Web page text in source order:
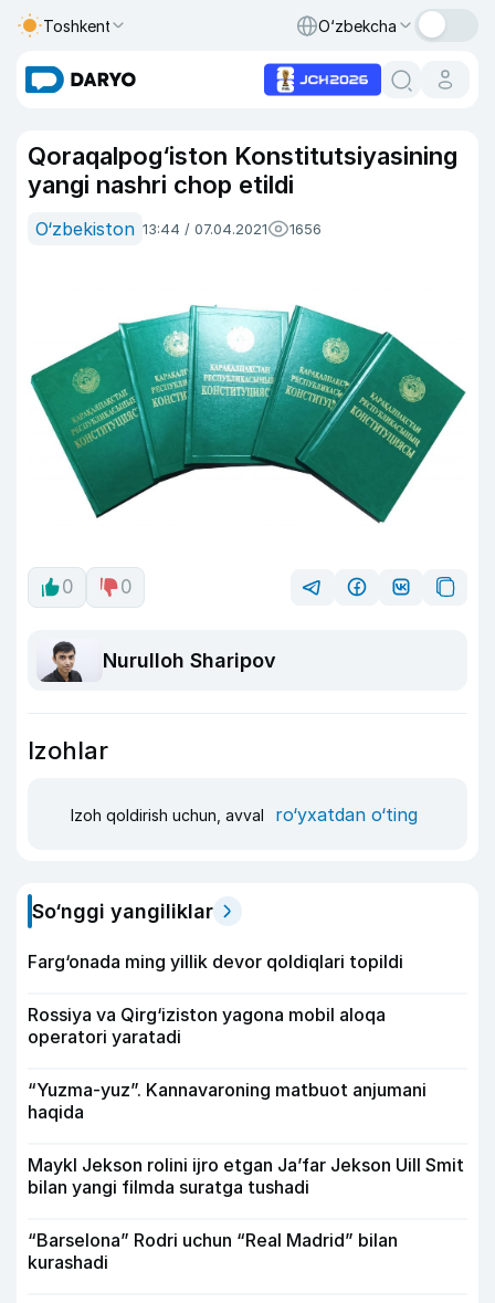
Toshkent O‘zbekcha
Qoraqalpog‘iston Konstitutsiyasining
yangi nashri chop etildi
O‘zbekiston 13:44 / 07.04.2021 1656
0 0
Nurulloh Sharipov
Izohlar
Izoh qoldirish uchun, avval ro‘yxatdan o‘ting
So‘nggi yangiliklar
Farg‘onada ming yillik devor qoldiqlari topildi
Rossiya va Qirg‘iziston yagona mobil aloqa
operatori yaratadi
“Yuzma-yuz”. Kannavaroning matbuot anjumani
haqida
Maykl Jekson rolini ijro etgan Ja’far Jekson Uill Smit
bilan yangi filmda suratga tushadi
“Barselona” Rodri uchun “Real Madrid” bilan
kurashadi